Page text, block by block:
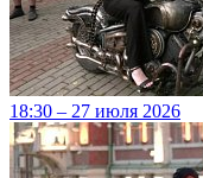
18:30 – 27 июля 2026